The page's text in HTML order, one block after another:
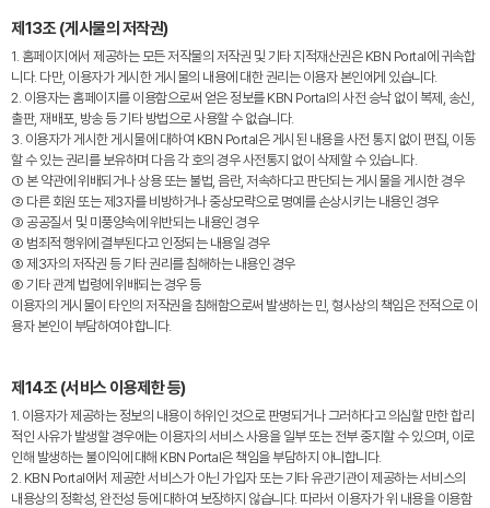
제13조 (게시물의 저작권)
1. 홈페이지에서 제공하는 모든 저작물의 저작권 및 기타 지적재산권은 KBN Portal에 귀속합
니다. 다만, 이용자가 게시한 게시물의 내용에 대한 권리는 이용자 본인에게 있습니다.
2. 이용자는 홈페이지를 이용함으로써 얻은 정보를 KBN Portal의 사전 승낙 없이 복제, 송신,
출판, 재배포, 방송 등 기타 방법으로 사용할 수 없습니다.
3. 이용자가 게시한 게시물에 대하여 KBN Portal은 게시된 내용을 사전 통지 없이 편집, 이동
할 수 있는 권리를 보유하며 다음 각 호의 경우 사전통지 없이 삭제할 수 있습니다.
① 본 약관에 위배되거나 상용 또는 불법, 음란, 저속하다고 판단되는 게시물을 게시한 경우
② 다른 회원 또는 제3자를 비방하거나 중상모략으로 명예를 손상시키는 내용인 경우
③ 공공질서 및 미풍양속에 위반되는 내용인 경우
④ 범죄적 행위에 결부된다고 인정되는 내용일 경우
⑤ 제3자의 저작권 등 기타 권리를 침해하는 내용인 경우
⑥ 기타 관계 법령에 위배되는 경우 등
이용자의 게시물이 타인의 저작권을 침해함으로써 발생하는 민, 형사상의 책임은 전적으로 이
용자 본인이 부담하여야 합니다.
제14조 (서비스 이용제한 등)
1. 이용자가 제공하는 정보의 내용이 허위인 것으로 판명되거나 그러하다고 의심할 만한 합리
적인 사유가 발생할 경우에는 이용자의 서비스 사용을 일부 또는 전부 중지할 수 있으며, 이로
인해 발생하는 불이익에 대해 KBN Portal은 책임을 부담하지 아니합니다.
2. KBN Portal에서 제공한 서비스가 아닌 가입자 또는 기타 유관기관이 제공하는 서비스의
내용상의 정확성, 완전성 등에 대하여 보장하지 않습니다. 따라서 이용자가 위 내용을 이용함